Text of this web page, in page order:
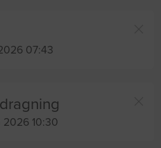
07:43
2026 10:30